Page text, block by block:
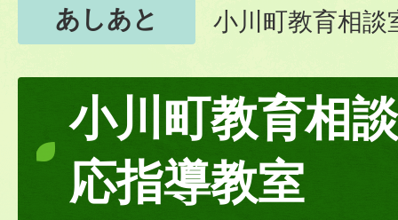
あしあと
小川町教育相談
小川町教育相
応指導教室